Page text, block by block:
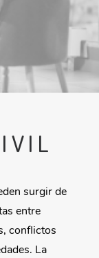
surgir de
entre
conflictos
La